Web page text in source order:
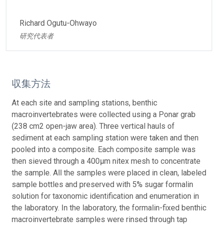
Richard Ogutu-Ohwayo
研究代表者
収集方法
At each site and sampling stations, benthic
macroinvertebrates were collected using a Ponar grab
(238 cm2 open-jaw area). Three vertical hauls of
sediment at each sampling station were taken and then
pooled into a composite. Each composite sample was
then sieved through a 400µm nitex mesh to concentrate
the sample. All the samples were placed in clean, labeled
sample bottles and preserved with 5% sugar formalin
solution for taxonomic identification and enumeration in
the laboratory. In the laboratory, the formalin-fixed benthic
macroinvertebrate samples were rinsed through tap